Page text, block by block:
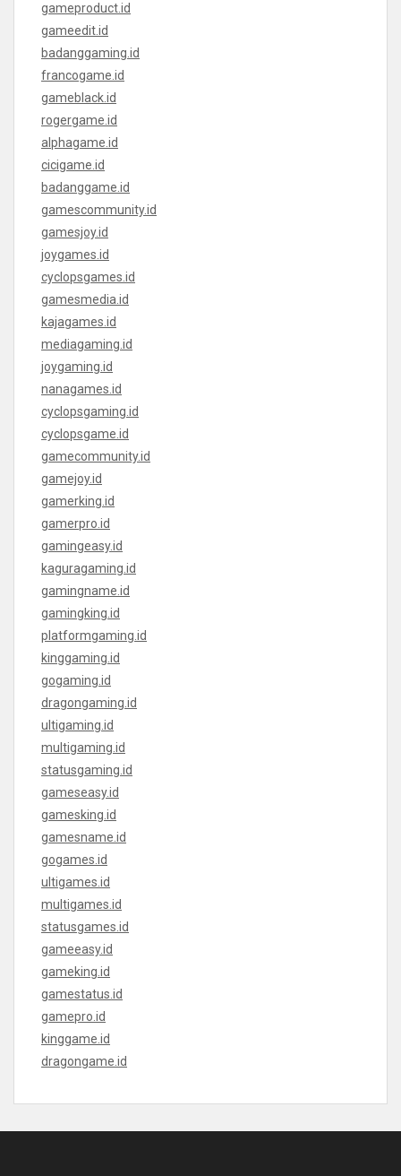
gameproduct.id
gameedit.id
badanggaming.id
francogame.id
gameblack.id
rogergame.id
alphagame.id
cicigame.id
badanggame.id
gamescommunity.id
gamesjoy.id
joygames.id
cyclopsgames.id
gamesmedia.id
kajagames.id
mediagaming.id
joygaming.id
nanagames.id
cyclopsgaming.id
cyclopsgame.id
gamecommunity.id
gamejoy.id
gamerking.id
gamerpro.id
gamingeasy.id
kaguragaming.id
gamingname.id
gamingking.id
platformgaming.id
kinggaming.id
gogaming.id
dragongaming.id
ultigaming.id
multigaming.id
statusgaming.id
gameseasy.id
gamesking.id
gamesname.id
gogames.id
ultigames.id
multigames.id
statusgames.id
gameeasy.id
gameking.id
gamestatus.id
gamepro.id
kinggame.id
dragongame.id